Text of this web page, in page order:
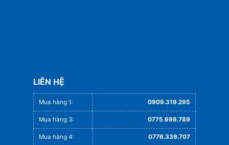
LIÊN HỆ
Mua hàng 1: 0909.319.295
Mua hàng 3: 0775.698.789
Mua hàng 4: 0776.339.707